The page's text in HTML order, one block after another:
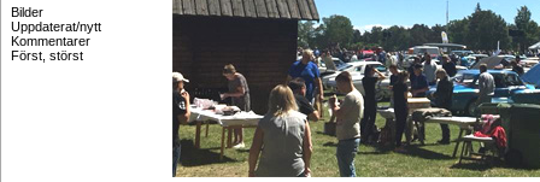
Bilder
Uppdaterat/nytt
Kommentarer
Först, störst